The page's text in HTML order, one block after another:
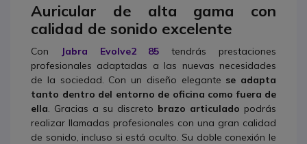
Auricular de alta gama con
calidad de sonido excelente
Con Jabra Evolve2 85tendrás prestaciones
profesionales adaptadas a las nuevas necesidades
de la sociedad. Con un diseño elegante se adapta
tanto dentro del entorno de oficina como fuera de
ella . Gracias a su discreto brazo articulado podrás
realizar llamadas profesionales con una gran calidad
de sonido, incluso si está oculto. Su doble conexión le